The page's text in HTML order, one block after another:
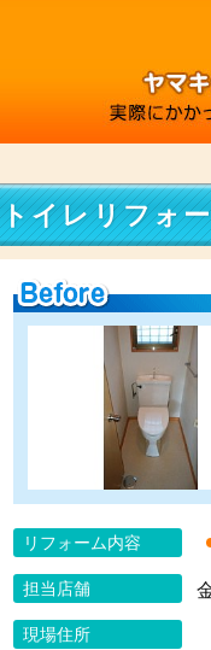
トイレリフォ
リフォーム内容
担当店舗
現場住所